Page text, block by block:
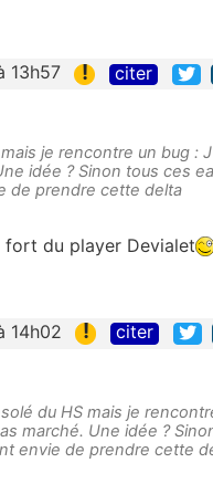
13h57 ! citer
je rencontre un bug :
idée ? Sinon tous ces
de prendre cette delta
du player Devialet
14h02 ! citer
du HS mais je
marché. Une idée ?
envie de prendre cette